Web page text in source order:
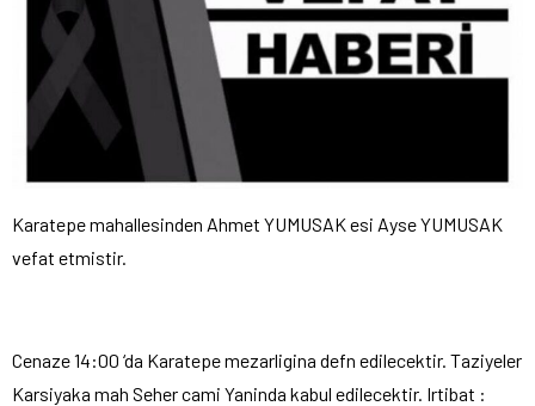
Karatepe mahallesinden Ahmet YUMUSAK esi Ayse YUMUSAK
vefat etmistir.
Cenaze 14:00 ‘da Karatepe mezarligina defn edilecektir. Taziyeler
Karsiyaka mah Seher cami Yaninda kabul edilecektir. Irtibat :